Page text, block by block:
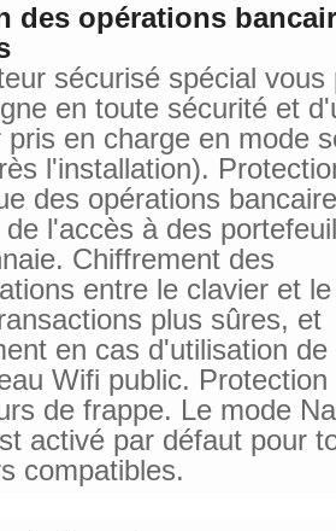
des opérations
sécurisé spécial vous
en toute sécurité et
pris en charge en mode
l'installation).
des opérations
l'accès à des
Chiffrement des
entre le clavier et
plus sûres, et
en cas d'utilisation
Wifi public.
de frappe. Le mode
activé par défaut pour
compatibles.